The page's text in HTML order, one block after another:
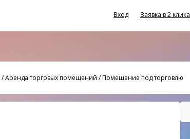
Вход Заявка в 2 клика
/Аренда торговых помещений /Помещение под торговлю